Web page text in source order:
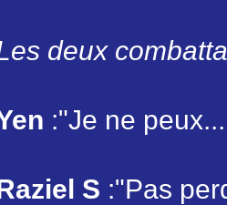
deux
:"Je ne
S :"Pas